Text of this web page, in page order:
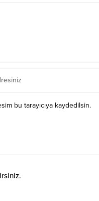
bu tarayıcıya kaydedilsin.